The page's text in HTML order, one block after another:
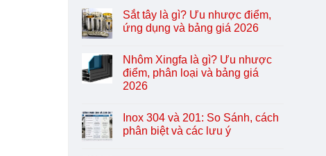
Sắt tây là gì? Ưu nhược điểm,
ứng dụng và bảng giá 2026
Nhôm Xingfa là gì? Ưu nhược
điểm, phân loại và bảng giá
2026
Inox 304 và 201: So Sánh, cách
phân biệt và các lưu ý